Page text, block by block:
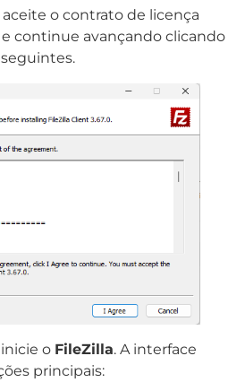
aceite o contrato de licença
e continue avançando clicando
o FileZilla. A interface
principais: